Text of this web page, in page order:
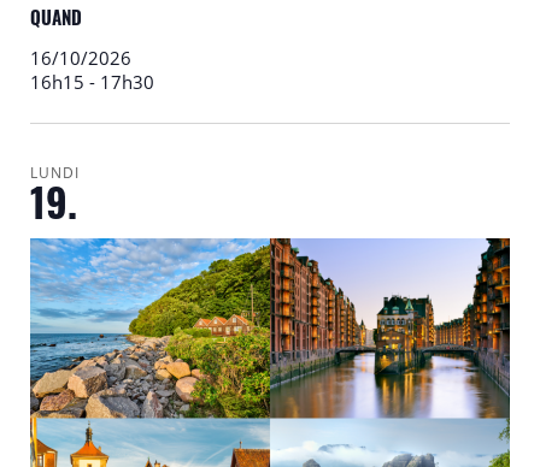
QUAND
16/10/2026
16h15 - 17h30
LUNDI
19.